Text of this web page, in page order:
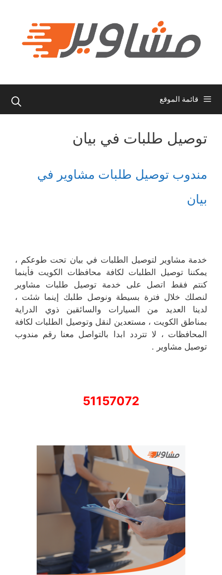
قائمة الموقع
توصيل طلبات في بيان
مندوب توصيل طلبات مشاوير في
بيان
خدمة مشاوير لتوصيل الطلبات في بيان تحت طوعكم ،
يمكننا توصيل الطلبات لكافة محافظات الكويت فأينما
كنتم فقط اتصل على خدمة توصيل طلبات مشاوير
لنصلك خلال فترة بسيطة ونوصل طلبك إينما شئت ،
لدينا العديد من السيارات والسائقين ذوي الدراية
بمناطق الكويت ، مستعدين لنقل وتوصيل الطلبات لكافة
المحافظات ، لا تتردد ابدا بالتواصل معنا رقم مندوب
توصيل مشاوير .
51157072